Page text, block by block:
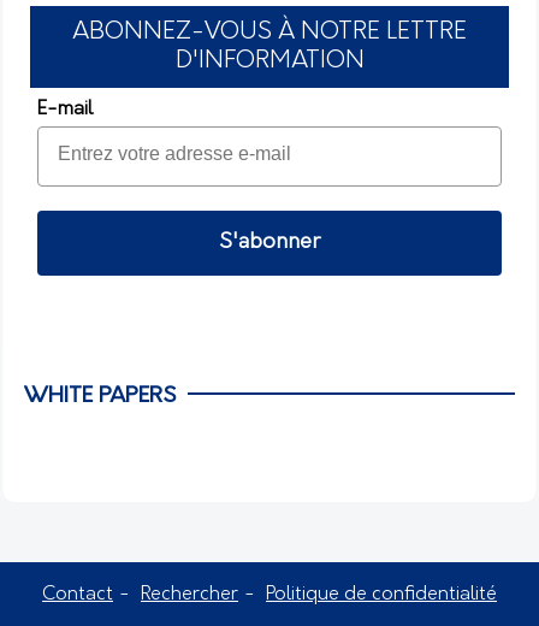
ABONNEZ-VOUS À NOTRE LETTRE
D'INFORMATION
E-mail
S'abonner
WHITE PAPERS
Contact Rechercher Politique de confidentialité